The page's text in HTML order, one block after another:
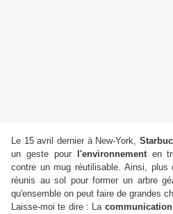
Le 15 avril dernier à New-York,
un geste pour
l'environnementen
contre un mug réutilisable. Ainsi,
réunis au sol pour former un arbre
qu'ensemble on peut faire de grandes
Laisse-moi te dire : La